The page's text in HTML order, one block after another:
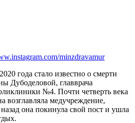
minzdravamur
года стало известно о смерти
Дубоделовой, главврача
№4. Почти четверть века
возглавляла медучреждение,
она покинула свой пост и ушла